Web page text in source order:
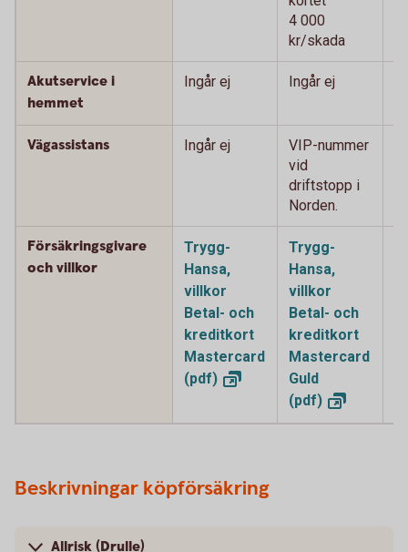
4 000
kr/skada
Akutservice i
hemmet
Ingår ej Ingår ej
Vägassistans Ingår ej
VIP-nummer
vid
driftstopp i
Norden.
Försäkringsgivare
och villkor
Trygg-
Hansa,
villkor
Betal- och
kreditkort
Mastercard
(pdf)
Trygg-
Hansa,
villkor
Betal- och
kreditkort
Mastercard
Guld
(pdf)
Beskrivningar köpförsäkring
Allrisk (Drulle)